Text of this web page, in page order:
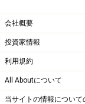
1種類の果物のゼ
会社概要
投資家情報
利用規約
All Aboutについて
当サイトの情報について